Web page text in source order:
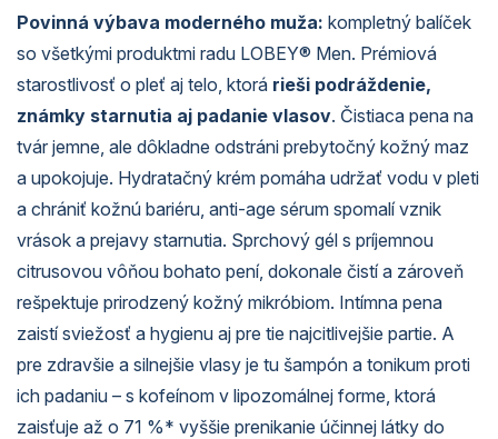
Povinná výbava moderného muža: kompletný balíček
so všetkými produktmi radu LOBEY® Men. Prémiová
starostlivosť o pleť aj telo, ktorá rieši podráždenie,
známky starnutia aj padanie vlasov. Čistiaca pena na
tvár jemne, ale dôkladne odstráni prebytočný kožný maz
a upokojuje. Hydratačný krém pomáha udržať vodu v pleti
a chrániť kožnú bariéru, anti-age sérum spomalí vznik
vrások a prejavy starnutia. Sprchový gél s príjemnou
citrusovou vôňou bohato pení, dokonale čistí a zároveň
rešpektuje prirodzený kožný mikróbiom. Intímna pena
zaistí sviežosť a hygienu aj pre tie najcitlivejšie partie. A
pre zdravšie a silnejšie vlasy je tu šampón a tonikum proti
ich padaniu – s kofeínom v lipozomálnej forme, ktorá
zaisťuje až o 71 %* vyššie prenikanie účinnej látky do